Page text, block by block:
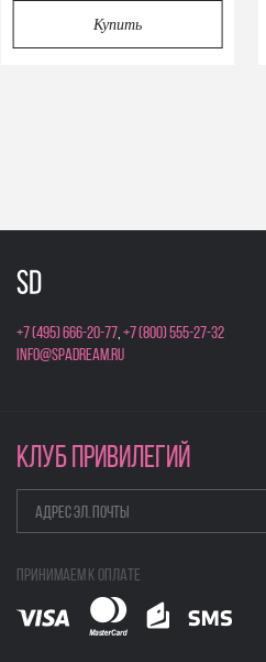
Купить
+7 (495) 666-20-77,+7 (800) 555-27-32
info@spadream.ru
КЛУБ ПРИВИЛЕГИЙ
Принимаем к оплате